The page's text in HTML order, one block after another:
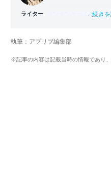
ライター バンタンゲームアカデ
ゲームだけでも1,000
くして面白さを引き出
...続き
執筆：アプリブ編集部
※記事の内容は記載当時の情報であり